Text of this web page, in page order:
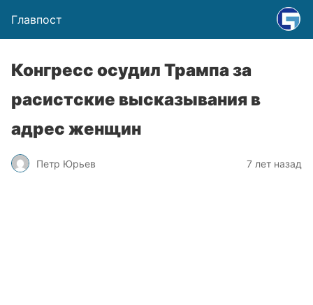
Главпост
Конгресс осудил Трампа за
расистские высказывания в
адрес женщин
Петр Юрьев 7 лет назад